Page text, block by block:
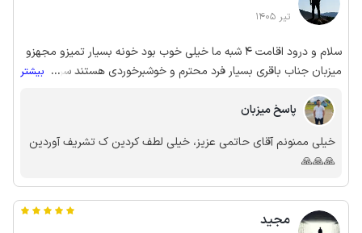
تیر 1405
سلام و درود اقامت 4 شبه ما خیلی خوب بود خونه بسیار تمیزو مجهزو
میزبان جناب باقری بسیار فرد محترم و خوشبرخوردی هستند سرعت
این اقامتگاه رو پیشنهاد میکنیم.باآرزوی موفقیت و اوقاتی خوش.
... بیشتر
پاسخ میزبان
خیلی ممنونم آقای حاتمی عزیز، خیلی لطف کردین ک تشریف آوردین
🙏🙏🙏
مجید